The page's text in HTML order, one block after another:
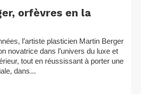
orfèvres en la
l’artiste plasticien Martin Berger
novatrice dans l’univers du luxe et
tout en réussissant à porter une
dans...